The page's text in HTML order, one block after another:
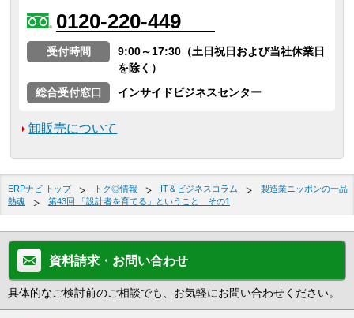
0120-220-449
受付時間
9:00～17:30（土日祝日および当社休業日
を除く）
総合受付窓口
インサイドビジネスセンター
卸販売について
ERPナビ トップ トク◎情報 IT＆ビジネスコラム
製造業ニッポンの一品
熱魂
第43回 「設計者を育てる」ということ その1
資料請求・お問い合わせ
具体的なご検討前のご相談でも、お気軽にお問い合わせください。